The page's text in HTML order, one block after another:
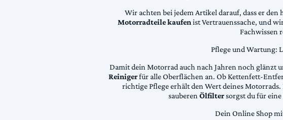
Wir achten bei jedem Artikel darauf, dass er
Motorradteile kaufenist Vertrauenssache, und
Fachwissen
Pflege und Wartung:
Damit dein Motorrad auch nach Jahren noch glänzt
Reinigerfür alle Oberflächen an. Ob Kettenfett-
richtige Pflege erhält den Wert deines
sauberenÖlfiltersorgst du für eine
Dein Online Shop